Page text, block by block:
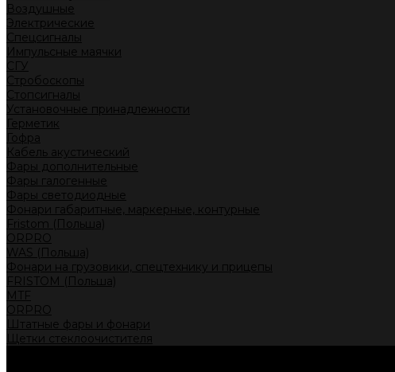
Воздушные
Электрические
Спецсигналы
Импульсные маячки
СГУ
Стробоскопы
Стопсигналы
Установочные принадлежности
Герметик
Гофра
Кабель акустический
Фары дополнительные
Фары галогенные
Фары светодиодные
Фонари габаритные, маркерные, контурные
Fristom (Польша)
ORPRO
WAS (Польша)
Фонари на грузовики, спецтехнику и прицепы
FRISTOM (Польша)
MTF
ORPRO
Штатные фары и фонари
Щетки стеклоочистителя